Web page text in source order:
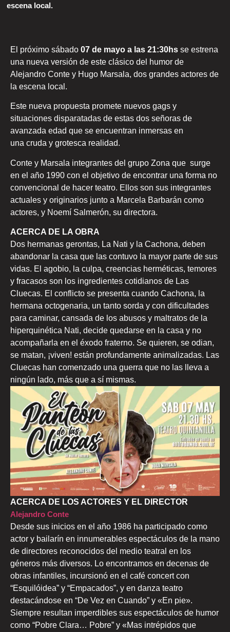
escena local.
El próximo sábado 07 de mayo a las 21:30hs se estrena
una nueva versión de este clásico del humor de
Alejandro Conte y Hugo Marsala, dos grandes actores de
la escena local.
Este nueva propuesta promete nuevos gags y
situaciones disparatadas de estas dos señoras de
avanzada edad que se encuentran inmersas en
una cruda y grotesca realidad.
Conte y Marsala integrantes del grupo Zona que surge
en el año 1990 con el objetivo de encontrar una forma no
convencional de hacer teatro. Ellos son sus integrantes
actuales y originarios junto a Marcela Barbarán como
actores, y Noemí Salmerón, su directora.
ACERCA DE LA OBRA
Dos hermanas gerontas, La Nati y la Cachona, deben
abandonar la casa que las contuvo la mayor parte de sus
vidas. El agobio, la culpa, creencias herméticas, temores
y fracasos son los ingredientes cotidianos de Las
Cluecas. El conflicto se presenta cuando Cachona, la
hermana octogenaria, un tanto sorda y con dificultades
para caminar, cansada de los abusos y maltratos de la
hiperquinética Nati, decide quedarse en la casa y no
acompañarla en el éxodo fraterno. Se quieren, se odian,
se matan, ¡viven! están profundamente animalizadas. Las
Cluecas han comenzado una guerra que no las lleva a
ningún lado, más que a sí mismas.
ACERCA DE LOS ACTORES Y EL DIRECTOR
Alejandro Conte
Desde sus inicios en el año 1986 ha participado como
actor y bailarín en innumerables espectáculos de la mano
de directores reconocidos del medio teatral en los
géneros más diversos. Lo encontramos en decenas de
obras infantiles, incursionó en el café concert con
“Esquilóidea” y “Empacados”, y en danza teatro
destacándose en “De Vez en Cuando” y «En pie».
Siempre resultan imperdibles sus espectáculos de humor
como “Pobre Clara… Pobre” y «Mas intrépidos que